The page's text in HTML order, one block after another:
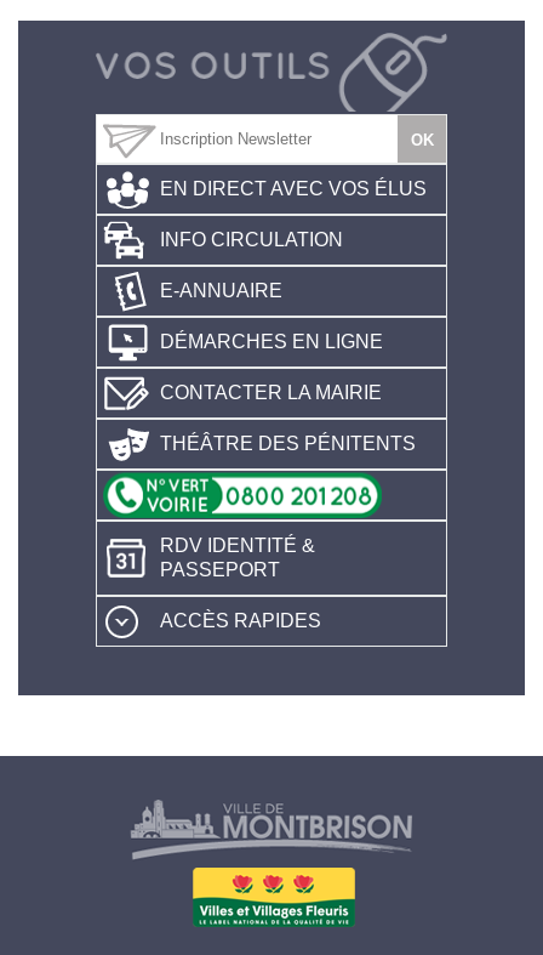
EN DIRECT AVEC VOS ÉLUS
INFO CIRCULATION
E-ANNUAIRE
DÉMARCHES EN LIGNE
CONTACTER LA MAIRIE
THÉÂTRE DES PÉNITENTS
RDV IDENTITÉ &
PASSEPORT
ACCÈS RAPIDES